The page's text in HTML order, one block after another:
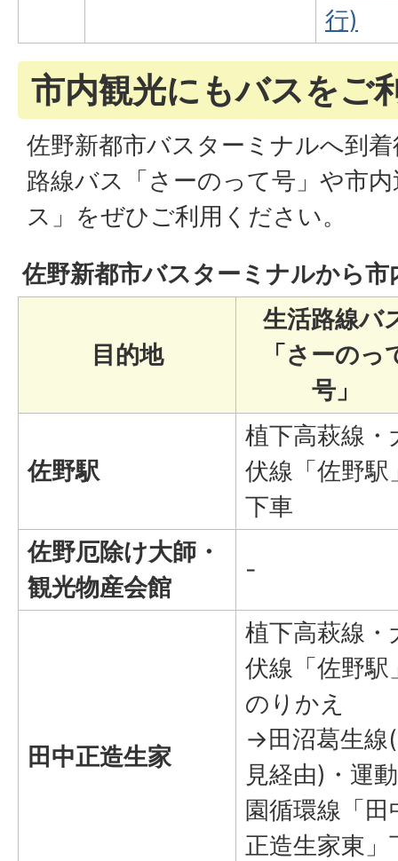
行)
市内観光にもバスをご
佐野新都市バスターミナルへ到
路線バス「さーのって号」や市
ス」をぜひご利用ください。
佐野新都市バスターミナルから
目的地
生活路線バ
「さーのっ
号」
佐野駅
植下高萩線・
伏線「佐野駅
下車
佐野厄除け大師・
観光物産会館
-
田中正造生家
植下高萩線・
伏線「佐野駅
のりかえ
→田沼葛生線
見経由)・運
園循環線「田
正造生家東」